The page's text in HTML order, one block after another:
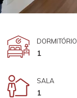
DORMITÓRIO
1
SALA
1